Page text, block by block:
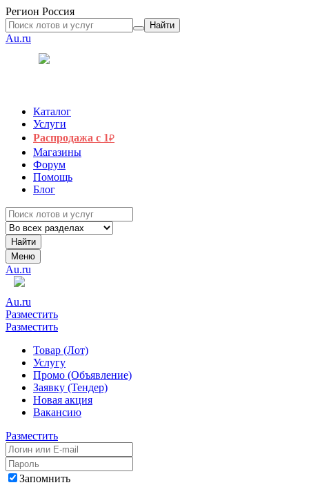
Регион Россия
Найти
Au.ru
Каталог
Услуги
Распродажа с 1₽
Магазины
Форум
Помощь
Блог
Найти
Меню
Au.ru
Au.ru
Разместить
Разместить
Товар (Лот)
Услугу
Промо (Объявление)
Заявку (Тендер)
Новая акция
Вакансию
Разместить
Запомнить